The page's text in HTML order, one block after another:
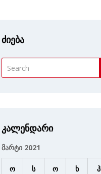
ძიება
კალენდარი
მარტი 2021
ო ს ო ხ პ